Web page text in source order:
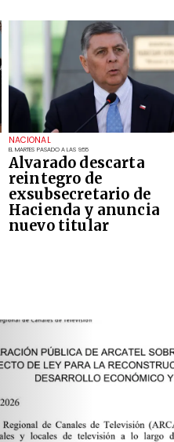
NACIONAL
EL MARTES PASADO A LAS 9:55
Alvarado descarta
reintegro de
exsubsecretario de
Hacienda y anuncia
nuevo titular